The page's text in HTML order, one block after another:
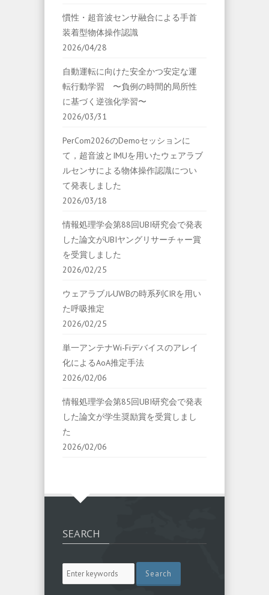
慣性・超音波センサ融合による手首
装着型物体操作認識
2026/04/28
自動運転に向けた安全かつ安定な運
転行動学習 〜負例の時間的局所性
に基づく逆強化学習〜
2026/03/31
PerCom2026のDemoセッションに
て，超音波とIMUを用いたウェアラブ
ルセンサによる物体操作認識につい
て発表しました
2026/03/18
情報処理学会第88回UBI研究会で発表
した論文がUBIヤングリサーチャー賞
を受賞しました
2026/02/25
ウェアラブルUWBの時系列CIRを用い
た呼吸推定
2026/02/25
単一アンテナWi-Fiデバイスのアレイ
化によるAoA推定手法
2026/02/06
情報処理学会第85回UBI研究会で発表
した論文が学生奨励賞を受賞しまし
た
2026/02/06
SEARCH